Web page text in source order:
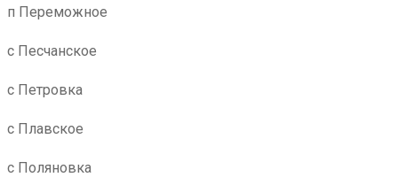
п Переможное
с Песчанское
с Петровка
с Плавское
с Поляновка